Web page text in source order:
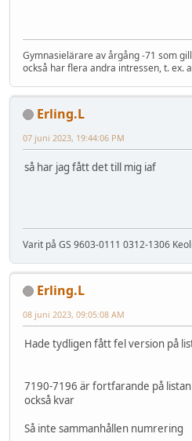
Gymnasielärare av årgång -71 som
också har flera andra intressen, t. ex.
Erling.L
07 juni 2023, 19:44:06 PM
så har jag fått det till mig iaf
Varit på GS 9603-0111 0312-1306
Erling.L
08 juni 2023, 09:05:08 AM
Hade tydligen fått fel version på
7190-7196 är fortfarande på
också kvar
Så inte sammanhållen numrering